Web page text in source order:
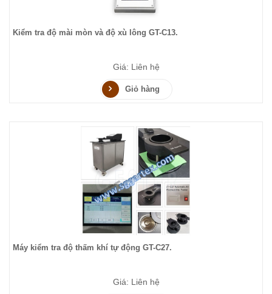
Kiểm tra độ mài mòn và độ xù lông GT-C13.
Giá: Liên hệ
Giỏ hàng
Máy kiểm tra độ thấm khí tự động GT-C27.
Giá: Liên hệ